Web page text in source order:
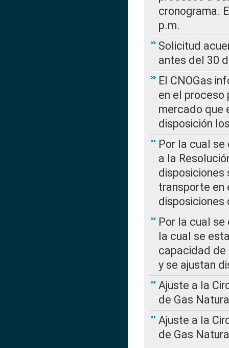
cronograma.
p.m.
Solicitud
antes del 30
El CNOGas
en el
mercado que
disposición
Por la cual se
a la
disposiciones
transporte en
disposiciones
Por la cual se
la cual se
capacidad de
y se ajustan
Ajuste a la
de Gas
Ajuste a la
de Gas